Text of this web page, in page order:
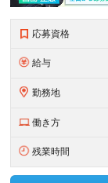
応募資格
給与
勤務地
働き方
残業時間